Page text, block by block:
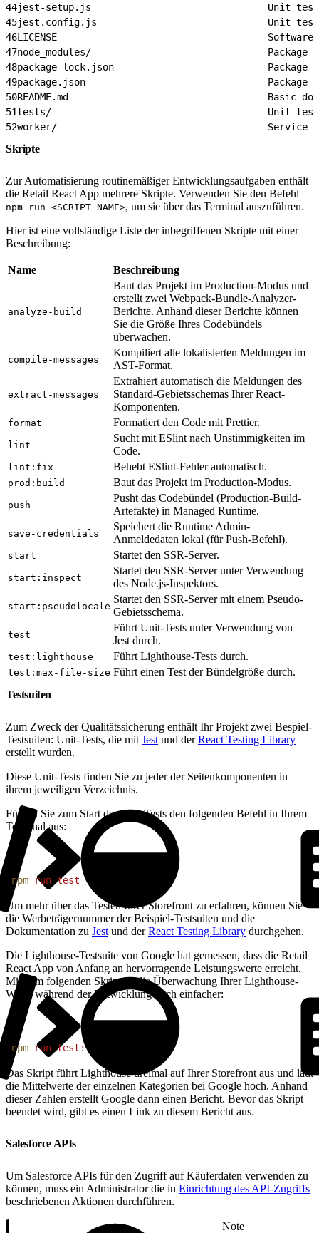
44jest-setup.js                               Unit
45jest.config.js                              Unit
46LICENSE                                     Software
47node_modules/                               Package
48package-lock.json                           Package
49package.json                                Package
50README.md                                   Basic
51tests/                                      Unit
52worker/                                     Service
Skripte
Zur Automatisierung routinemäßiger Entwicklungsaufgaben enthält
die Retail React App mehrere Skripte. Verwenden Sie den Befehl
npm run <SCRIPT_NAME>, um sie über das Terminal auszuführen.
Hier ist eine vollständige Liste der inbegriffenen Skripte mit einer
Beschreibung:
Name Beschreibung
analyze-build
Baut das Projekt im Production-Modus und
erstellt zwei Webpack-Bundle-Analyzer-
Berichte. Anhand dieser Berichte können
Sie die Größe Ihres Codebündels
überwachen.
compile-messages
Kompiliert alle lokalisierten Meldungen im
AST-Format.
extract-messages
Extrahiert automatisch die Meldungen des
Standard-Gebietsschemas Ihrer React-
Komponenten.
format Formatiert den Code mit Prettier.
lint
Sucht mit ESlint nach Unstimmigkeiten im
Code.
lint:fix Behebt ESlint-Fehler automatisch.
prod:build Baut das Projekt im Production-Modus.
push
Pusht das Codebündel (Production-Build-
Artefakte) in Managed Runtime.
save-credentials
Speichert die Runtime Admin-
Anmeldedaten lokal (für Push-Befehl).
start Startet den SSR-Server.
start:inspect
Startet den SSR-Server unter Verwendung
des Node.js-Inspektors.
start:pseudolocale
Startet den SSR-Server mit einem Pseudo-
Gebietsschema.
test
Führt Unit-Tests unter Verwendung von
Jest durch.
test:lighthouse Führt Lighthouse-Tests durch.
test:max-file-size Führt einen Test der Bündelgröße durch.
Testsuiten
Zum Zweck der Qualitätssicherung enthält Ihr Projekt zwei Bespiel-
Testsuiten: Unit-Tests, die mit Jest und derReact Testing Library
erstellt wurden.
Diese Unit-Tests finden Sie zu jeder der Seitenkomponenten in
ihrem jeweiligen Verzeichnis.
Führen Sie zum Start der Unit-Tests den folgenden Befehl in Ihrem
Terminal aus:
npm run test
Um mehr über das Testen Ihrer Storefront zu erfahren, können Sie
die Werbeträgernummer der Beispiel-Testsuiten und die
Dokumentation zu Jest und derReact Testing Library durchgehen.
Die Lighthouse-Testsuite von Google hat gemessen, dass die Retail
React App von Anfang an hervorragende Leistungswerte erreicht.
Mit dem folgenden Skript ist die Überwachung Ihrer Lighthouse-
Werte während der Entwicklung noch einfacher:
npm run test:lighthouse
Das Skript führt Lighthouse dreimal auf Ihrer Storefront aus und lädt
die Mittelwerte der einzelnen Kategorien bei Google hoch. Anhand
dieser Zahlen erstellt Google dann einen Bericht. Bevor das Skript
beendet wird, gibt es einen Link zu diesem Bericht aus.
Salesforce APIs
Um Salesforce APIs für den Zugriff auf Käuferdaten verwenden zu
können, muss ein Administrator die in Einrichtung des API-Zugriffs
beschriebenen Aktionen durchführen.
Note